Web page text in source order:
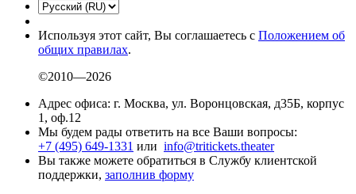
Используя этот сайт, Вы соглашаетесь с Положением об
общих правилах.
©2010—2026
Адрес офиса: г. Москва, ул. Воронцовская, д35Б, корпус
1, оф.12
Мы будем рады ответить на все Ваши вопросы:
+7 (495) 649-1331 или info@tritickets.theater
Вы также можете обратиться в Службу клиентской
поддержки, заполнив форму